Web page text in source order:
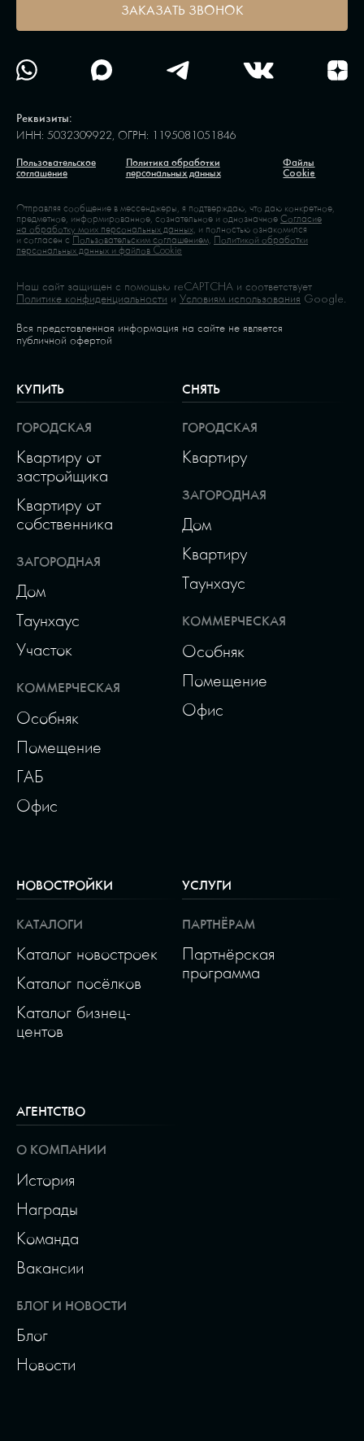
КУПИТЬ
ГОРОДСКАЯ
Квартиру от
застройщика
Квартиру от
собственника
ЗАГОРОДНАЯ
Дом
Таунхаус
Участок
КОММЕРЧЕСКАЯ
Особняк
Помещение
ГАБ
Офис
СНЯТЬ
ГОРОДСКАЯ
Квартиру
ЗАГОРОДНАЯ
Дом
Квартиру
Таунхаус
КОММЕРЧЕСКАЯ
Особняк
Помещение
Офис
НОВОСТРОЙКИ
КАТАЛОГИ
Каталог новостроек
Каталог посёлков
Каталог бизнец-
центов
УСЛУГИ
ПАРТНЁРАМ
Партнёрская
программа
АГЕНТСТВО
О КОМПАНИИ
История
Награды
Команда
Вакансии
БЛОГ И НОВОСТИ
Блог
Новости
ЗАКАЗАТЬ ЗВОНОК
Реквизиты:
ИНН: 5032309922, ОГРН: 1195081051846
Пользовательское
соглашение
Политика обработки
персональных данных
Файлы
Cookie
Отправляя сообщение в мессенджеры, я подтверждаю, что даю конкретное,
предметное, информированное, сознательное и однозначноеСогласие
на обработку моих персональных данных, и полностью ознакомился
и согласен сПользовательским соглашением, Политикой обработки
персональных данных и файлов Cookie
Наш сайт защищен с помощью reCAPTCHA и соответствует
Политике конфиденциальности и Условиям использования Google.
Вся представленная информация на сайте не является
публичной офертой